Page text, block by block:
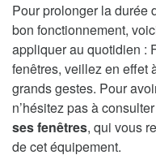
Pour prolonger la durée
bon fonctionnement,
appliquer au quotidien :
fenêtres, veillez en effet
grands gestes. Pour
n’hésitez pas à
ses fenêtres, qui vous
de cet équipement.